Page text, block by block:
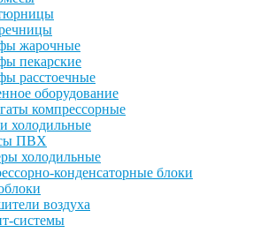
жарочные
пекарские
расстоечные
оборудование
компрессорные
холодильные
ПВХ
холодильные
конденсаторные блоки
воздуха
системы